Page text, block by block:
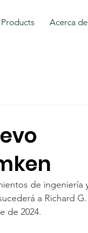
Acerca de
de ingeniería
a Richard
de 2024.